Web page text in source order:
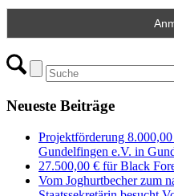
Neueste Beiträge
Projektförderung
Gundelfingen e.V. in
27.500,00 € für Black
Vom Joghurtbecher zum